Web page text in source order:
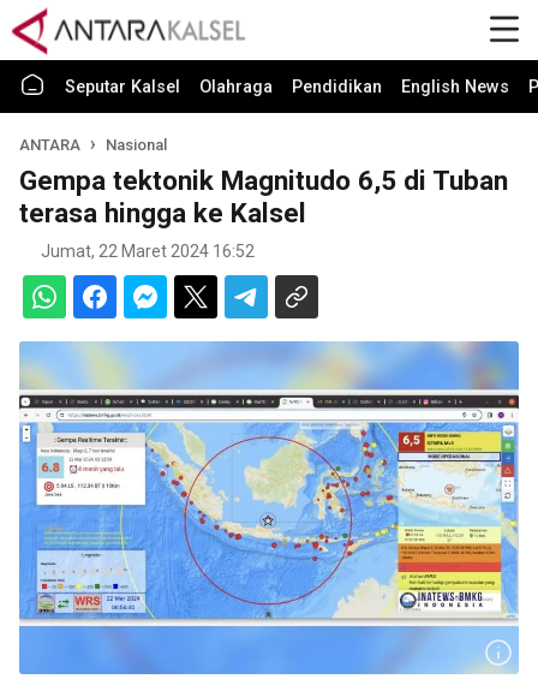
Seputar Kalsel Olahraga Pendidikan English News
ANTARA Nasional
Gempa tektonik Magnitudo 6,5 di Tuban
terasa hingga ke Kalsel
Jumat, 22 Maret 2024 16:52